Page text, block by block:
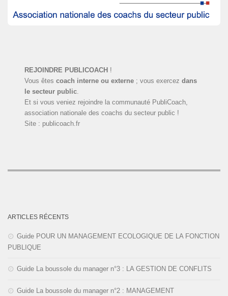
REJOINDRE PUBLICOACH !
Vous êtescoach interne ou externe ; vous exercezdans
le secteur public.
Et si vous veniez rejoindre la communauté PubliCoach,
association nationale des coachs du secteur public !
Site : publicoach.fr
ARTICLES RÉCENTS
Guide POUR UN MANAGEMENT ECOLOGIQUE DE LA FONCTION
PUBLIQUE
Guide La boussole du manager n°3 : LA GESTION DE CONFLITS
Guide La boussole du manager n°2 : MANAGEMENT